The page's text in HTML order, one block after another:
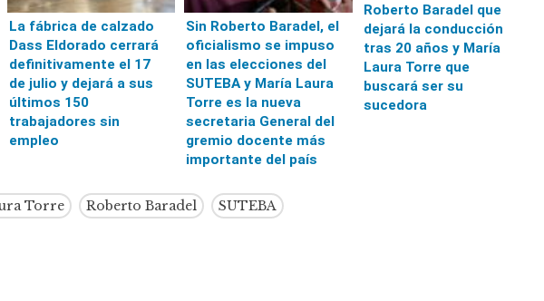
La fábrica de calzado
Dass Eldorado cerrará
definitivamente el 17
de julio y dejará a sus
últimos 150
trabajadores sin
empleo
Sin Roberto Baradel, el
oficialismo se impuso
en las elecciones del
SUTEBA y María Laura
Torre es la nueva
secretaria General del
gremio docente más
importante del país
Roberto Baradel que
dejará la conducción
tras 20 años y María
Laura Torre que
buscará ser su
sucedora
Torre Roberto Baradel SUTEBA